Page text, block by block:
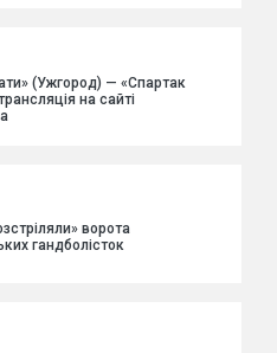
(Ужгород) — «Спартак
на сайті
ворота
гандболісток